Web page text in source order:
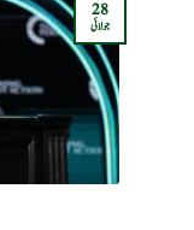
28
جولائی